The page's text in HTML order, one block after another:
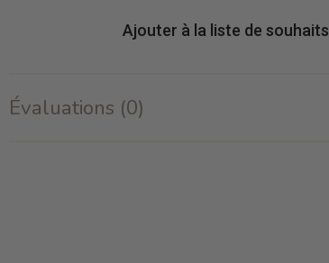
Ajouter à la liste de souhaits
Évaluations (0)